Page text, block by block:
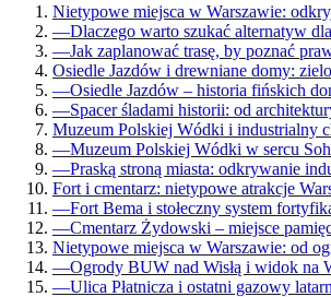
Nietypowe miejsca w Warszawie:
—Dlaczego warto szukać alternatyw
—Jak zaplanować trasę, by poznać
Osiedle Jazdów i drewniane domy:
—Osiedle Jazdów – historia fińskich
—Spacer śladami historii: od
Muzeum Polskiej Wódki i industrialny
—Muzeum Polskiej Wódki w sercu
—Praską stroną miasta: odkrywanie
Fort i cmentarz: nietypowe atrakcje
—Fort Bema i stołeczny system
—Cmentarz Żydowski – miejsce
Nietypowe miejsca w Warszawie: od
—Ogrody BUW nad Wisłą i widok na
—Ulica Płatnicza i ostatni gazowy